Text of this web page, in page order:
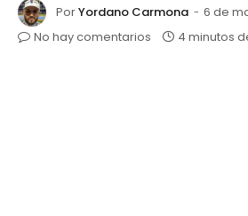
PorYordano Carmona
6 de
No hay comentarios
4 minutos